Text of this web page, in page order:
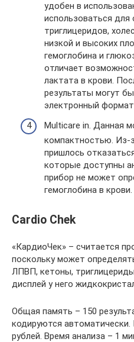
удобен в
использоваться для
триглицеридов,
низкой и высоких
гемоглобина и
отличает
лактата в крови.
результаты могут
электронный
Multicare in. Данная
компактностью. Из-
пришлось
которые доступны
прибор не может
гемоглобина в крови.
Cardio Chek
«КардиоЧек» – считается
поскольку может
ЛПВП, кетоны,
дисплей у него
Общая память – 150
кодируются
рублей. Время анализа – 1